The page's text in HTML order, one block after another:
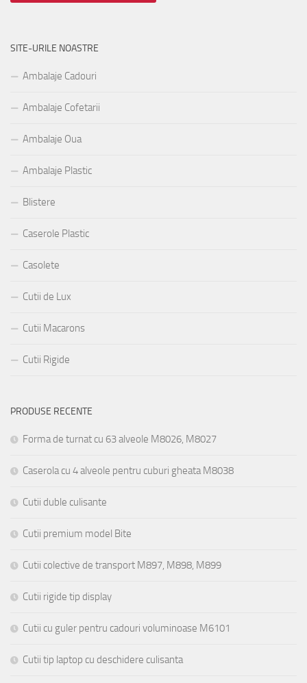
SITE-URILE NOASTRE
Ambalaje Cadouri
Ambalaje Cofetarii
Ambalaje Oua
Ambalaje Plastic
Blistere
Caserole Plastic
Casolete
Cutii de Lux
Cutii Macarons
Cutii Rigide
PRODUSE RECENTE
Forma de turnat cu 63 alveole M8026, M8027
Caserola cu 4 alveole pentru cuburi gheata M8038
Cutii duble culisante
Cutii premium model Bite
Cutii colective de transport M897, M898, M899
Cutii rigide tip display
Cutii cu guler pentru cadouri voluminoase M6101
Cutii tip laptop cu deschidere culisanta